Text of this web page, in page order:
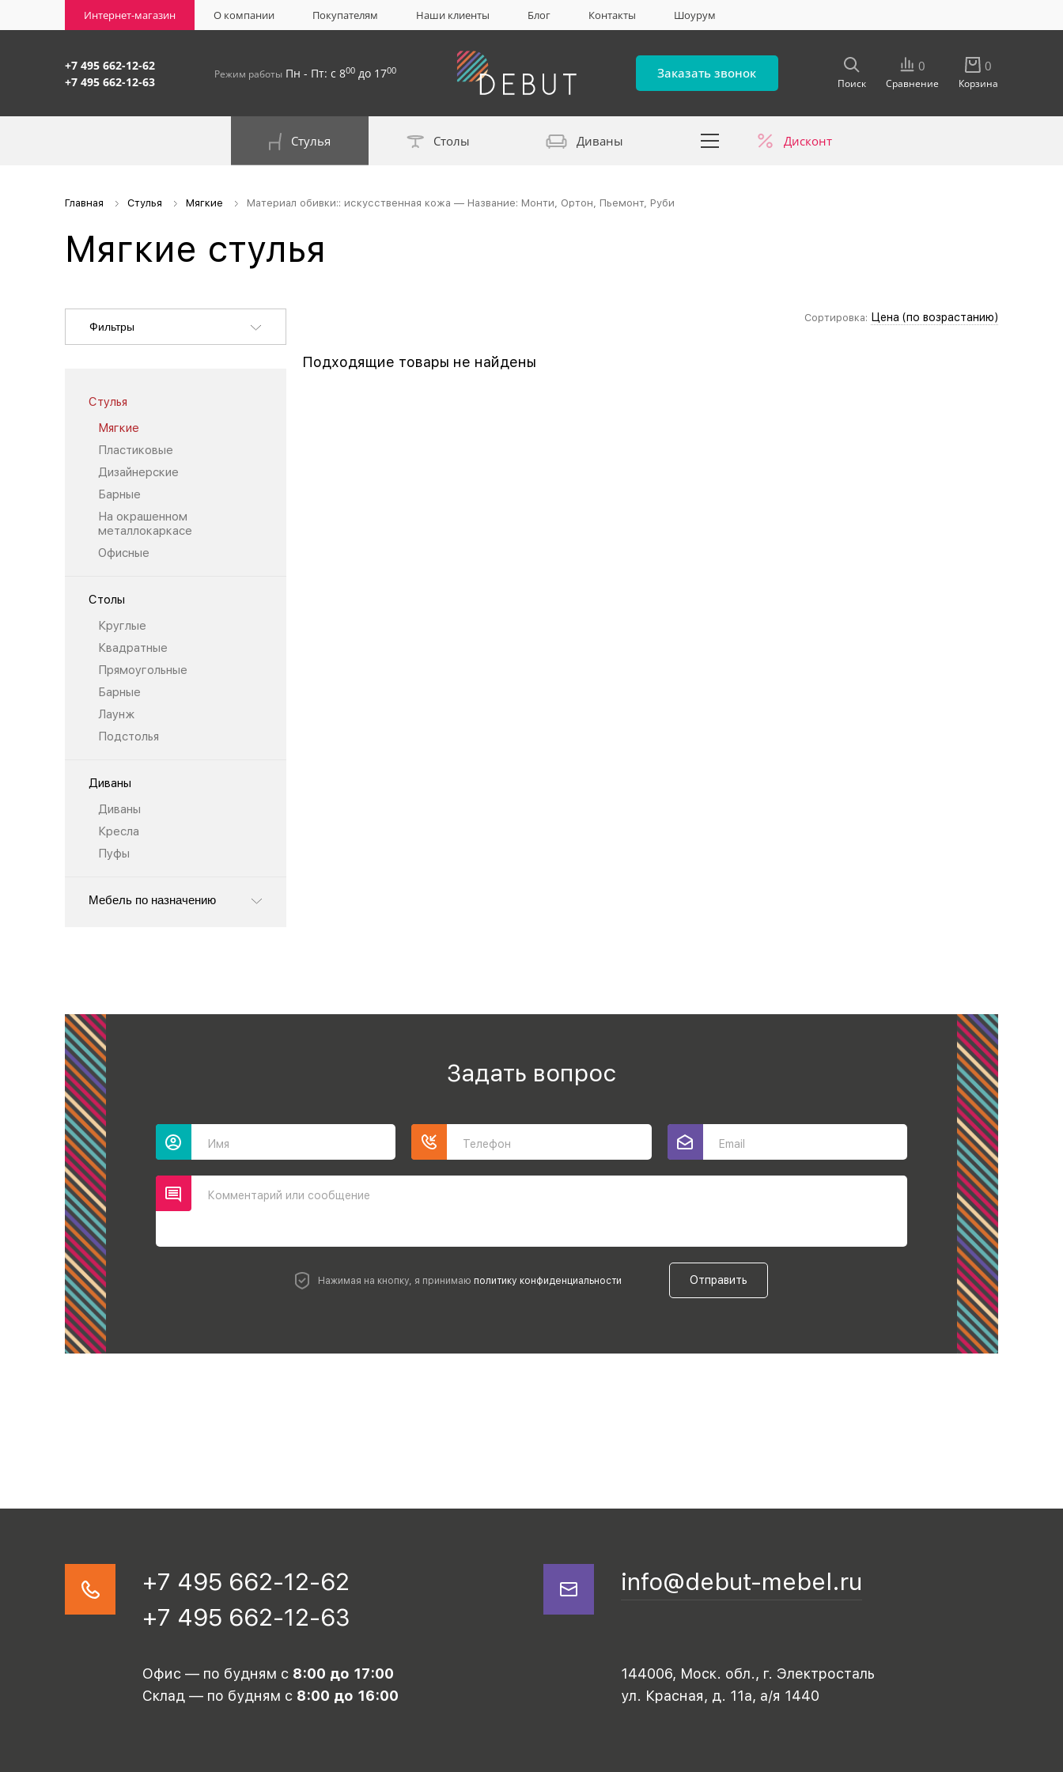
Интернет-магазин О компании Покупателям Наши клиенты Блог Контакты Шоурум
+7 495 662-12-62
+7 495 662-12-63
Режим работы Пн - Пт: с 800 до 1700 Заказать звонок
Поиск
0
Сравнение
0
Корзина
Стулья Столы Диваны Дисконт
Главная Стулья Мягкие Материал обивки:: искусственная кожа — Название: Монти, Ортон, Пьемонт, Руби
Мягкие стулья
Фильтры
Стулья
Мягкие
Пластиковые
Дизайнерские
Барные
На окрашенном
металлокаркасе
Офисные
Столы
Круглые
Квадратные
Прямоугольные
Барные
Лаунж
Подстолья
Диваны
Диваны
Кресла
Пуфы
Мебель по назначению
Сортировка: Цена (по возрастанию)
Подходящие товары не найдены
Задать вопрос
Имя Телефон Email
Комментарий или сообщение
Нажимая на кнопку, я принимаю политику конфиденциальности Отправить
+7 495 662-12-62
+7 495 662-12-63
info@debut-mebel.ru
Офис — по будням с 8:00 до 17:00
Склад — по будням с 8:00 до 16:00
144006, Моск. обл., г. Электросталь
ул. Красная, д. 11а, а/я 1440